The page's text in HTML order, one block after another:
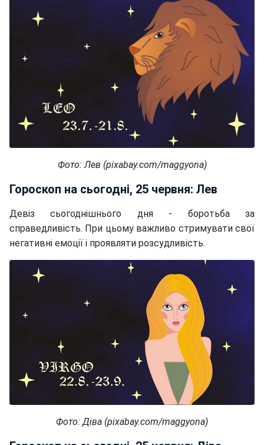
Фото: Лев (pixabay.com/maggyona)
Гороскоп на сьогодні, 25 червня: Лев
Девіз сьогоднішнього дня - боротьба за
справедливість. При цьому важливо стримувати свої
негативні емоції і проявляти розсудливість.
Фото: Діва (pixabay.com/maggyona)